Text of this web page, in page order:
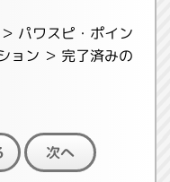
パワスピ・ポイン
ョン ＞ 完了済みの
次へ